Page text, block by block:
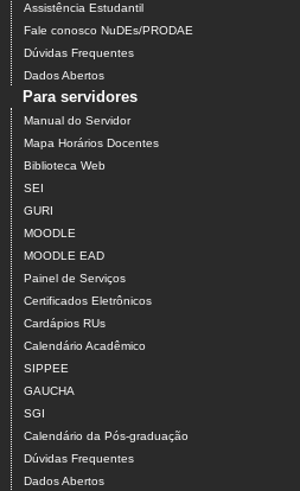
Assistência Estudantil
Fale conosco NuDEs/PRODAE
Dúvidas Frequentes
Dados Abertos
Para servidores
Manual do Servidor
Mapa Horários Docentes
Biblioteca Web
SEI
GURI
MOODLE
MOODLE EAD
Painel de Serviços
Certificados Eletrônicos
Cardápios RUs
Calendário Acadêmico
SIPPEE
GAUCHA
SGI
Calendário da Pós-graduação
Dúvidas Frequentes
Dados Abertos